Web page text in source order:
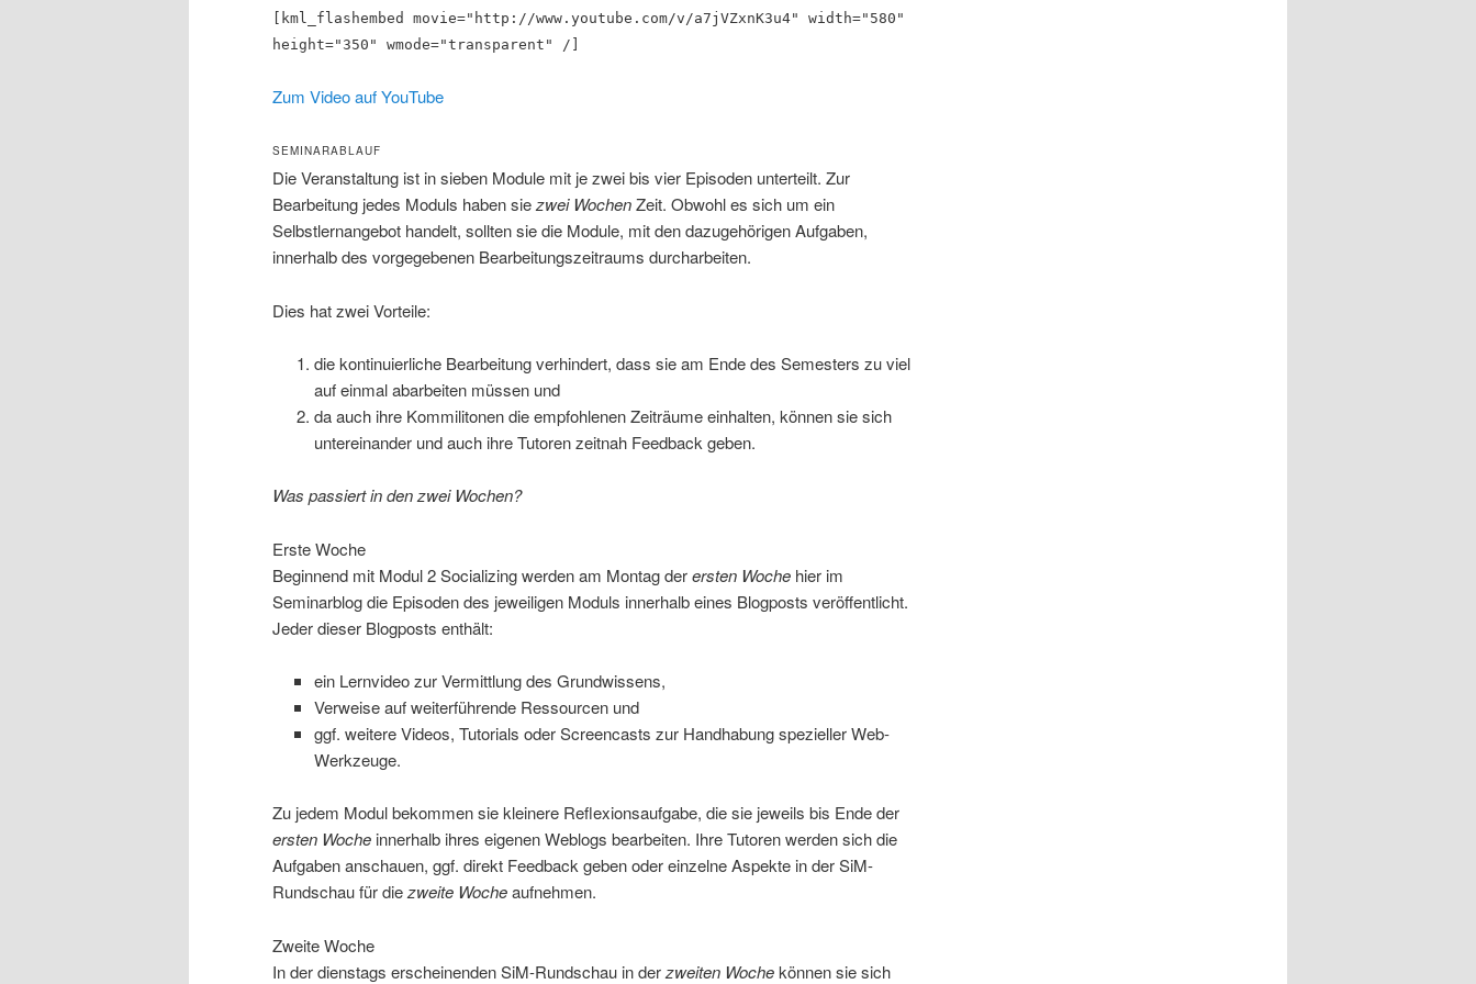
[kml_flashembed movie="http://www.youtube.com/v/a7jVZxnK3u4" width="580"
height="350" wmode="transparent" /]
Zum Video auf YouTube
SEMINARABLAUF
Die Veranstaltung ist in sieben Module mit je zwei bis vier Episoden unterteilt. Zur
Bearbeitung jedes Moduls haben siezwei WochenZeit. Obwohl es sich um ein
Selbstlernangebot handelt, sollten sie die Module, mit den dazugehörigen Aufgaben,
innerhalb des vorgegebenen Bearbeitungszeitraums durcharbeiten.
Dies hat zwei Vorteile:
die kontinuierliche Bearbeitung verhindert, dass sie am Ende des Semesters zu viel
auf einmal abarbeiten müssen und
da auch ihre Kommilitonen die empfohlenen Zeiträume einhalten, können sie sich
untereinander und auch ihre Tutoren zeitnah Feedback geben.
Was passiert in den zwei Wochen?
Erste Woche
Beginnend mit Modul 2 Socializing werden am Montag derersten Woche hier im
Seminarblog die Episoden des jeweiligen Moduls innerhalb eines Blogposts veröffentlicht.
Jeder dieser Blogposts enthält:
ein Lernvideo zur Vermittlung des Grundwissens,
Verweise auf weiterführende Ressourcen und
ggf. weitere Videos, Tutorials oder Screencasts zur Handhabung spezieller Web-
Werkzeuge.
Zu jedem Modul bekommen sie kleinere Reflexionsaufgabe, die sie jeweils bis Ende der
ersten Woche innerhalb ihres eigenen Weblogs bearbeiten. Ihre Tutoren werden sich die
Aufgaben anschauen, ggf. direkt Feedback geben oder einzelne Aspekte in der SiM-
Rundschau für diezweite Wocheaufnehmen.
Zweite Woche
In der dienstags erscheinenden SiM-Rundschau in derzweiten Wochekönnen sie sich